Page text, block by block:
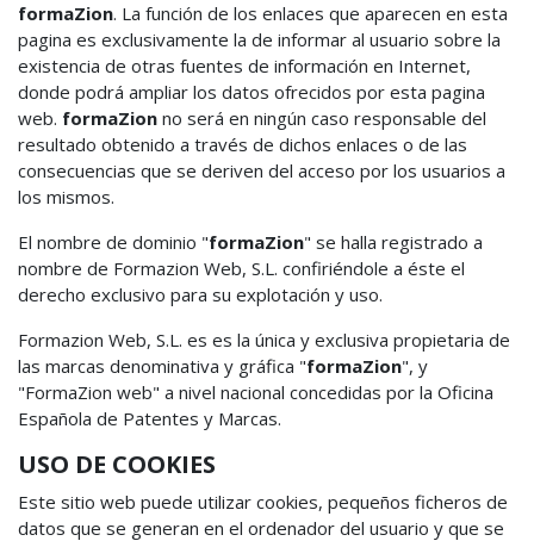
formaZion. La función de los enlaces que aparecen en esta
pagina es exclusivamente la de informar al usuario sobre la
existencia de otras fuentes de información en Internet,
donde podrá ampliar los datos ofrecidos por esta pagina
web. formaZion no será en ningún caso responsable del
resultado obtenido a través de dichos enlaces o de las
consecuencias que se deriven del acceso por los usuarios a
los mismos.
El nombre de dominio "formaZion" se halla registrado a
nombre de Formazion Web, S.L. confiriéndole a éste el
derecho exclusivo para su explotación y uso.
Formazion Web, S.L. es es la única y exclusiva propietaria de
las marcas denominativa y gráfica "formaZion", y
"FormaZion web" a nivel nacional concedidas por la Oficina
Española de Patentes y Marcas.
USO DE COOKIES
Este sitio web puede utilizar cookies, pequeños ficheros de
datos que se generan en el ordenador del usuario y que se